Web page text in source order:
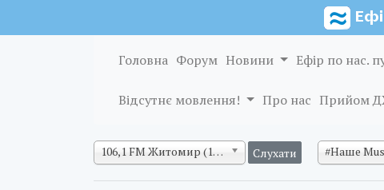
Головна Форум Новини Ефір по нас.
Відсутнє мовлення! Про нас Прийом
106,1 FM Житомир (128 кб/с) #Наше